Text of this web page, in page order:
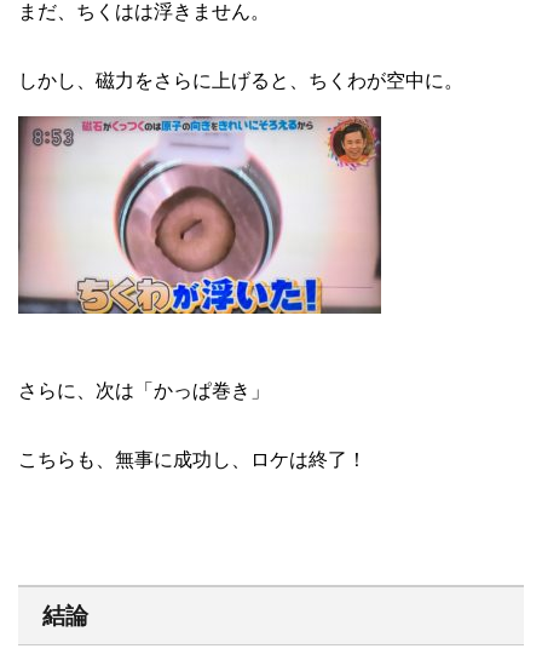
まだ、ちくはは浮きません。
しかし、磁力をさらに上げると、ちくわが空中に。
さらに、次は「かっぱ巻き」
こちらも、無事に成功し、ロケは終了！
結論